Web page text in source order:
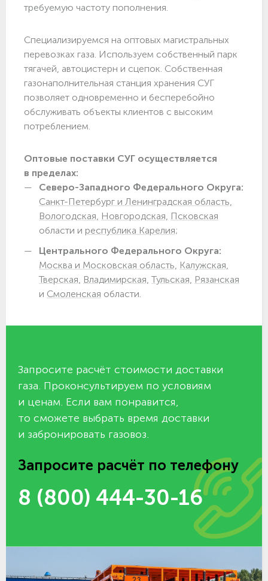
требуемую частоту пополнения.
Специализируемся на оптовых магистральных
перевозках газа. Используем собственный парк
тягачей, автоцистерн и сцепок. Собственная
газонаполнительная станция хранения СУГ
позволяет одновременно и бесперебойно
обслуживать объекты клиентов с высоким
потреблением.
Оптовые поставки СУГ осуществляется
в пределах:
Северо-Западного Федерального Округа:
Санкт-Петербург и Ленинградская область,
Вологодская, Новгородская, Псковская
области и республика Карелия;
Центрального Федерального Округа:
Москва и Московская область, Калужская,
Тверская, Владимирская, Тульская, Рязанская
и Смоленская области.
Запросите расчёт стоимости доставки
газа. Проконсультируем по условиям
и ценам. Если вам понравится,
то сможете выбрать время доставки
и забронировать газовоз.
Запросите расчёт по телефону
8 (800) 444-30-16